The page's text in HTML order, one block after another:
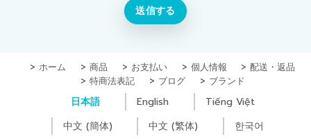
ホーム 商品 お支払い 個人情報
配送・返品
特商法表記
ブログ ブランド
日本語 English
Tiếng Việt
中文 (簡体)
中文 (繁体) 한국어